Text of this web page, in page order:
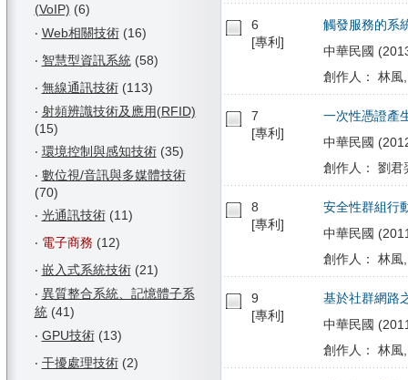
(VoIP) (6)
‧ Web相關技術(16)
‧ 智慧型資訊系統(58)
‧ 無線通訊技術(113)
‧ 射頻辨識技術及應用(RFID)
(15)
‧ 環境控制與感知技術(35)
‧ 數位視/音訊與多媒體技術
(70)
‧ 光通訊技術(11)
‧ 電子商務 (12)
‧ 嵌入式系統技術(21)
‧ 異質整合系統、記憶體子系
統(41)
‧ GPU技術(13)
‧ 干擾處理技術(2)
6
[專利]
觸發服務的系
中華民國
創作人： 林風
7
[專利]
一次性憑證產
中華民國
創作人： 劉君
8
[專利]
安全性群組行
中華民國
創作人： 林風
9
[專利]
基於社群網路
中華民國
創作人： 林風